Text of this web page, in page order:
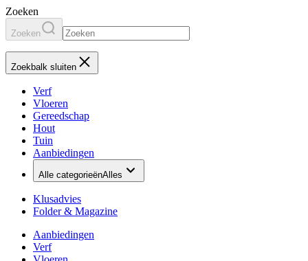
Zoeken
Zoeken
Zoekbalk sluiten
Verf
Vloeren
Gereedschap
Hout
Tuin
Aanbiedingen
Alle categorieënAlles
Klusadvies
Folder & Magazine
Aanbiedingen
Verf